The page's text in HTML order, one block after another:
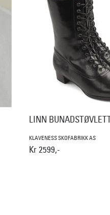
LINN
KLAVENESS SKOFABRIKK AS
Kr 2599,-